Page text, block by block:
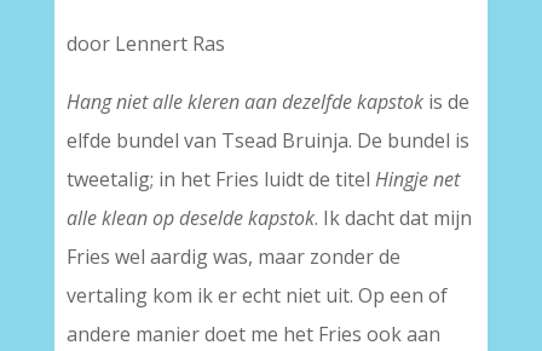
door Lennert Ras
Hang niet alle kleren aan dezelfde kapstokis de
elfde bundel van Tsead Bruinja. De bundel is
tweetalig; in het Fries luidt de titel Hingje net
alle klean op deselde kapstok. Ik dacht dat mijn
Fries wel aardig was, maar zonder de
vertaling kom ik er echt niet uit. Op een of
andere manier doet me het Fries ook aan